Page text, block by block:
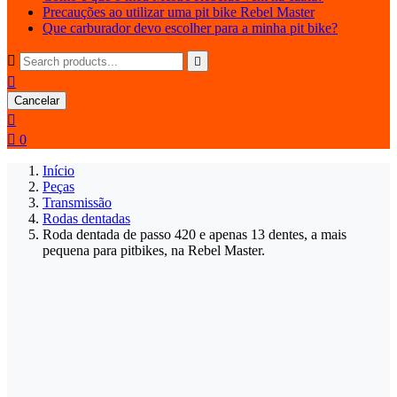
Precauções ao utilizar uma pit bike Rebel Master
Que carburador devo escolher para a minha pit bike?
 

Cancelar

 0
Início
Peças
Transmissão
Rodas dentadas
Roda dentada de passo 420 e apenas 13 dentes, a mais
pequena para pitbikes, na Rebel Master.